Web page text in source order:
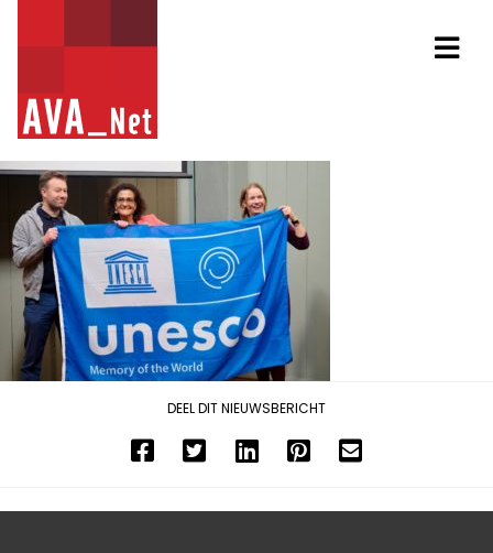
AVA_NET
DEEL DIT NIEUWSBERICHT